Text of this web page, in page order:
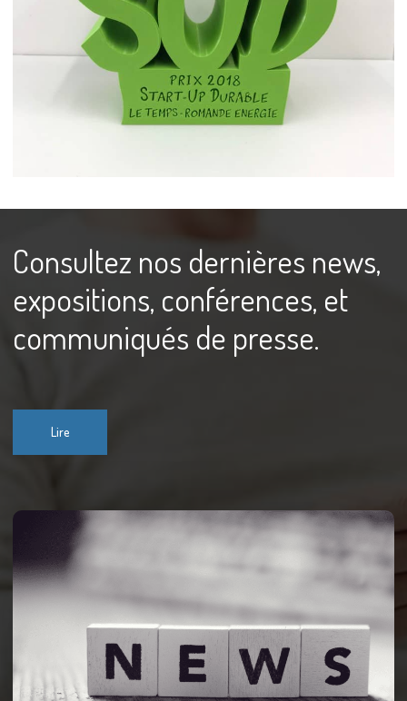
Consultez nos dernières news,
expositions, conférences, et
communiqués de presse.
Lire